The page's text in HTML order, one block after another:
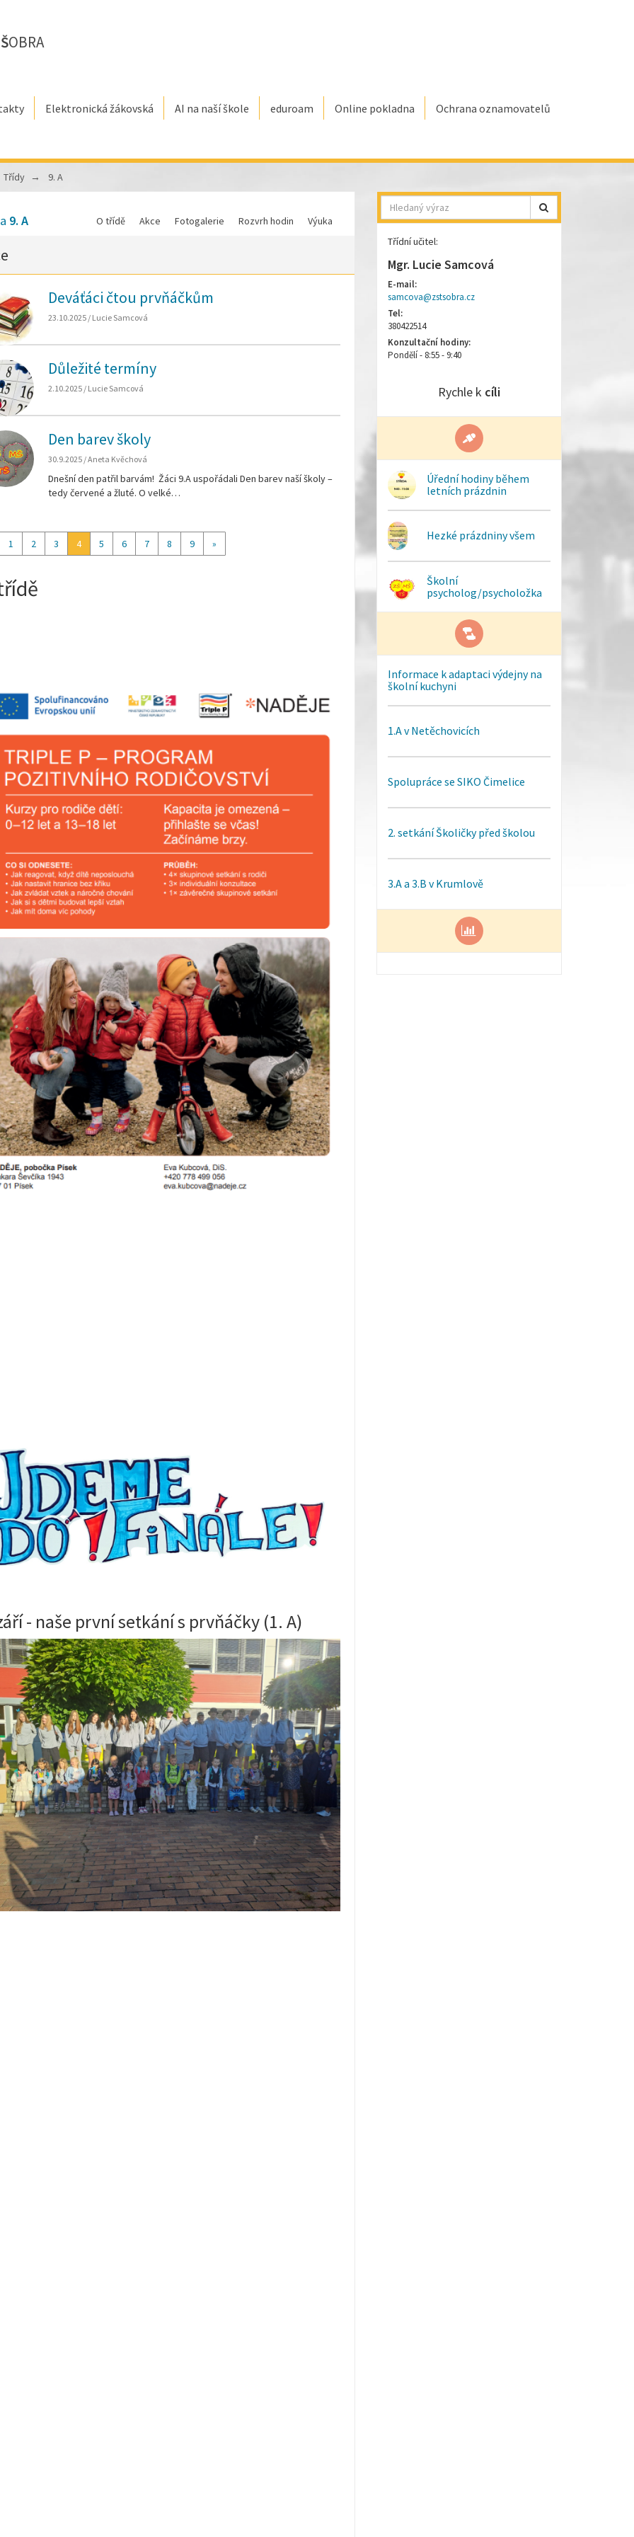
ŠOBRA
Elektronická žákovská AI na naší škole eduroam Online pokladna Ochrana oznamovatelů
Třídy 9. A
9. A O třídě Akce Fotogalerie Rozvrh hodin Výuka
Deváťáci čtou prvňáčkům
23.10.2025 / Lucie Samcová
Důležité termíny
2.10.2025 / Lucie Samcová
Den barev školy
30.9.2025 / Aneta Kvěchová
Dnešní den patřil barvám! Žáci 9.A uspořádali Den barev naší školy –
tedy červené a žluté. O velké…
1 2 3 4 5 6 7 8 9 »
- naše první setkání s prvňáčky (1. A)
Hledat
Třídní učitel:
Mgr. Lucie Samcová
E-mail:
samcova@zstsobra.cz
Tel:
380422514
Konzultační hodiny:
Pondělí - 8:55 - 9:40
Rychle k cíli
Úřední hodiny během
letních prázdnin
Hezké prázdniny všem
Školní
psycholog/psycholožka
Informace k adaptaci výdejny na
školní kuchyni
1.A v Netěchovicích
Spolupráce se SIKO Čimelice
2. setkání Školičky před školou
3.A a 3.B v Krumlově